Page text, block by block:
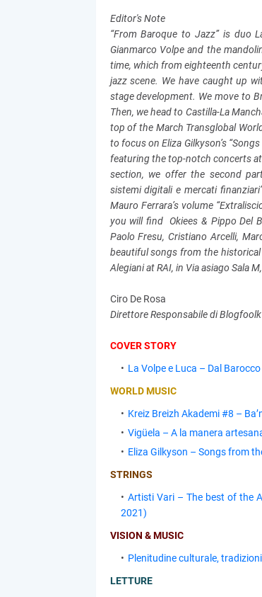
Editor's Note
“From Baroque to Jazz” is duo
Gianmarco Volpe and the
time, which from eighteenth
jazz scene. We have caught up
stage development. We move to
Then, we head to Castilla-La
top of the March Transglobal
to focus on Eliza Gilkyson’s
featuring the top-notch concerts
section, we offer the second
sistemi digitali e mercati
Mauro Ferrara’s volume
you will find Okiees & Pippo Del
Paolo Fresu, Cristiano Arcelli,
beautiful songs from the historical
Alegiani at RAI, in Via asiago Sala
Ciro De Rosa
Direttore Responsabile di Blogfoolk
COVER STORY
La Volpe e Luca – Dal
WORLD MUSIC
Kreiz Breizh Akademi #8 –
Vigüela – A la manera
Eliza Gilkyson – Songs from
STRINGS
Artisti Vari – The best of the
2021)
VISION & MUSIC
Plenitudine culturale,
LETTURE